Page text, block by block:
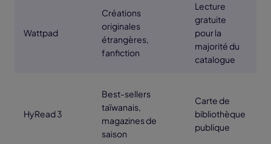
Wattpad
Créations
originales
étrangères,
fanfiction
Lecture
gratuite
pour la
majorité du
catalogue
HyRead 3
Best-sellers
taïwanais,
magazines de
saison
Carte de
bibliothèque
publique